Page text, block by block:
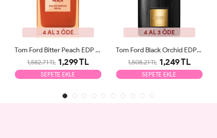
4 AL 3 ÖDE
Tom Ford Bitter Peach EDP 100ml Unisex Parfüm Tester
1,582.71 TL 1,299 TL
SEPETE EKLE
4 AL 3 ÖDE
Tom Ford Black Orchid EDP 100ml Unisex Parfüm Tester
1,508.21 TL 1,249 TL
SEPETE EKLE